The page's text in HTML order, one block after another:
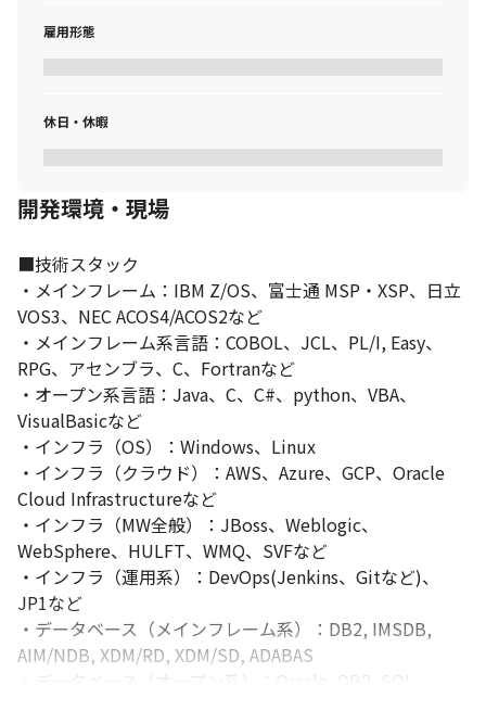
◆望ましい経験・スキル
・Linux、Windows、UNIX系サーバの設計・構築・運用経験
計・構築・運用経験
・クラウド環境（AWS/Azure/GCP/OCI）いずれかの設計・構築・
運用経験
雇用形態
休日・休暇
開発環境・現場
■技術スタック
・メインフレーム：IBM Z/OS、富士通 MSP・XSP、日立
VOS3、NEC ACOS4/ACOS2など
・メインフレーム系言語：COBOL、JCL、PL/I, Easy、
RPG、アセンブラ、C、Fortranなど
・オープン系言語：Java、C、C#、python、VBA、
VisualBasicなど
・インフラ（OS）：Windows、Linux
・インフラ（クラウド）：AWS、Azure、GCP、Oracle
Cloud Infrastructureなど
・インフラ（MW全般）：JBoss、Weblogic、
WebSphere、HULFT、WMQ、SVFなど
・インフラ（運用系）：DevOps(Jenkins、Gitなど)、
JP1など
・データベース（メインフレーム系）：DB2, IMSDB,
AIM/NDB, XDM/RD, XDM/SD, ADABAS
・データベース（オープン系）：Oracle, DB2, SQL